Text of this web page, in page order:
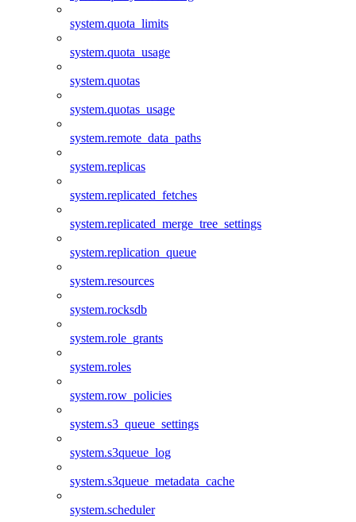
system.quota_limits
system.quota_usage
system.quotas
system.quotas_usage
system.remote_data_paths
system.replicas
system.replicated_fetches
system.replicated_merge_tree_settings
system.replication_queue
system.resources
system.rocksdb
system.role_grants
system.roles
system.row_policies
system.s3_queue_settings
system.s3queue_log
system.s3queue_metadata_cache
system.scheduler